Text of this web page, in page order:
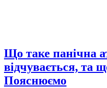
Що таке панічна
відчувається, та
Пояснюємо